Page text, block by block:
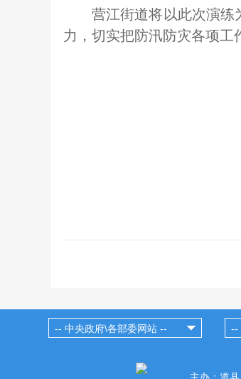
营江街道将以此次演练
力，切实把防汛防灾各项工